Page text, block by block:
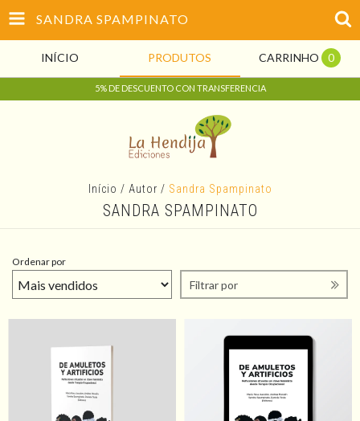
SANDRA SPAMPINATO
INÍCIO PRODUTOS CARRINHO 0
5% DE DESCUENTO CON TRANSFERENCIA
Início / Autor / Sandra Spampinato
SANDRA SPAMPINATO
Ordenar por
Filtrar por